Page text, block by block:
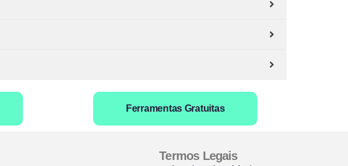
Ferramentas Gratuitas
Termos Legais